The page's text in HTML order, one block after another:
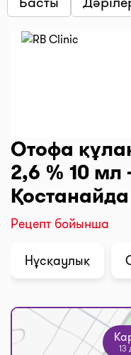
Отофа
2,6 % 10 мл
Қостанайда
Рецепт бойынша
Нұсқаулық
13